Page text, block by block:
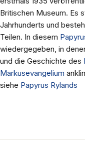
Britischen Museum. Es
Jahrhunderts und
Teilen. In diesem
wiedergegeben, in
und die Geschichte des
Markusevangelium
siehe Papyrus Rylands